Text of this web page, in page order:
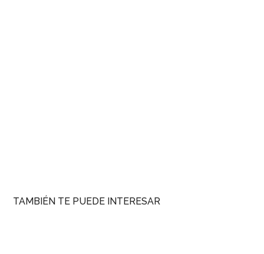
TAMBIÉN TE PUEDE INTERESAR